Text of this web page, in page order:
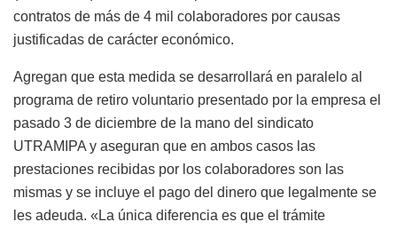
contratos de más de 4 mil colaboradores por causas
justificadas de carácter económico.
Agregan que esta medida se desarrollará en paralelo al
programa de retiro voluntario presentado por la empresa el
pasado 3 de diciembre de la mano del sindicato
UTRAMIPA y aseguran que en ambos casos las
prestaciones recibidas por los colaboradores son las
mismas y se incluye el pago del dinero que legalmente se
les adeuda. «La única diferencia es que el trámite